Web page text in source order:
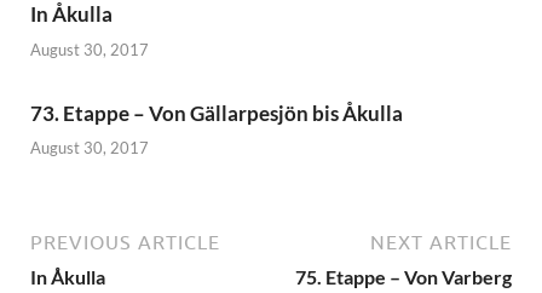
In Åkulla
August 30, 2017
73. Etappe – Von Gällarpesjön bis Åkulla
August 30, 2017
PREVIOUS ARTICLE
In Åkulla
NEXT ARTICLE
75. Etappe – Von Varberg